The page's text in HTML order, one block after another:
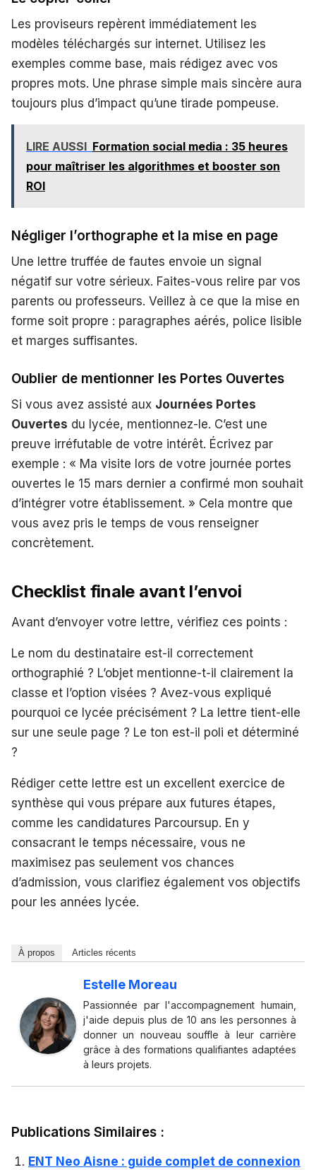
Les proviseurs repèrent immédiatement les
modèles téléchargés sur internet. Utilisez les
exemples comme base, mais rédigez avec vos
propres mots. Une phrase simple mais sincère aura
toujours plus d’impact qu’une tirade pompeuse.
LIRE AUSSI Formation social media : 35 heures
pour maîtriser les algorithmes et booster son
ROI
Négliger l’orthographe et la mise en page
Une lettre truffée de fautes envoie un signal
négatif sur votre sérieux. Faites-vous relire par vos
parents ou professeurs. Veillez à ce que la mise en
forme soit propre : paragraphes aérés, police lisible
et marges suffisantes.
Oublier de mentionner les Portes Ouvertes
Si vous avez assisté aux Journées Portes
Ouvertes du lycée, mentionnez-le. C’est une
preuve irréfutable de votre intérêt. Écrivez par
exemple : « Ma visite lors de votre journée portes
ouvertes le 15 mars dernier a confirmé mon souhait
d’intégrer votre établissement. » Cela montre que
vous avez pris le temps de vous renseigner
concrètement.
Checklist finale avant l’envoi
Avant d’envoyer votre lettre, vérifiez ces points :
Le nom du destinataire est-il correctement
orthographié ? L’objet mentionne-t-il clairement la
classe et l’option visées ? Avez-vous expliqué
pourquoi ce lycée précisément ? La lettre tient-elle
sur une seule page ? Le ton est-il poli et déterminé
?
Rédiger cette lettre est un excellent exercice de
synthèse qui vous prépare aux futures étapes,
comme les candidatures Parcoursup. En y
consacrant le temps nécessaire, vous ne
maximisez pas seulement vos chances
d’admission, vous clarifiez également vos objectifs
pour les années lycée.
À propos Articles récents
Estelle Moreau
Passionnée par l'accompagnement humain,
j'aide depuis plus de 10 ans les personnes à
donner un nouveau souffle à leur carrière
grâce à des formations qualifiantes adaptées
à leurs projets.
Publications Similaires :
ENT Neo Aisne : guide complet de connexion